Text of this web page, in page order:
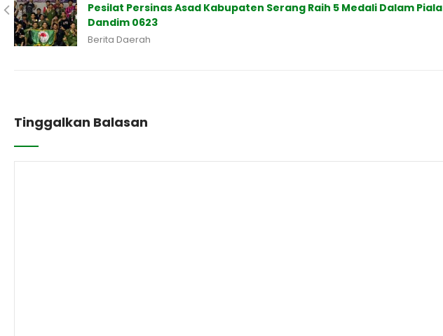
Pesilat Persinas Asad Kabupaten Serang Raih 5 Medali Dalam Piala
Dandim 0623
Berita Daerah
Tinggalkan Balasan